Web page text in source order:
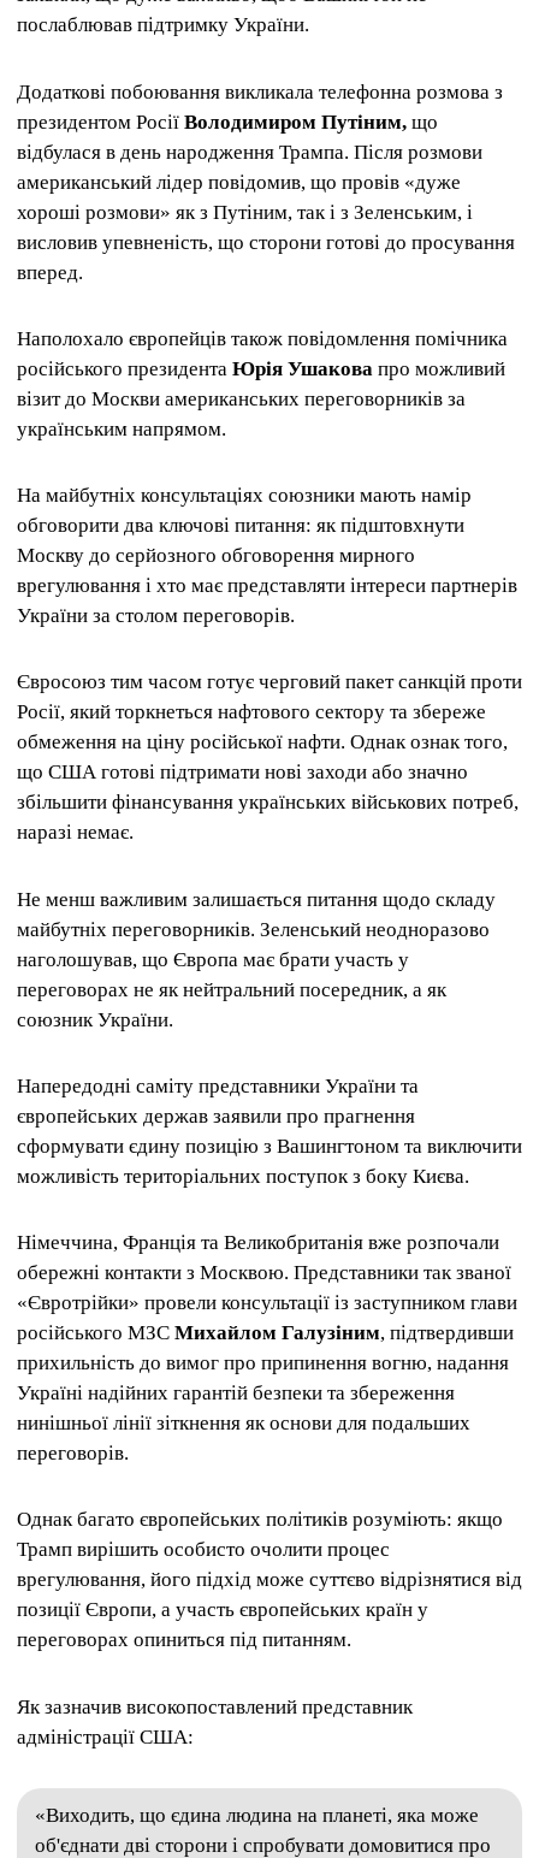
послаблював підтримку України.
Додаткові побоювання викликала телефонна розмова з
президентом Росії Володимиром Путіним, що
відбулася в день народження Трампа. Після розмови
американський лідер повідомив, що провів «дуже
хороші розмови» як з Путіним, так і з Зеленським, і
висловив упевненість, що сторони готові до просування
вперед.
Наполохало європейців також повідомлення помічника
російського президента Юрія Ушакова про можливий
візит до Москви американських переговорників за
українським напрямом.
На майбутніх консультаціях союзники мають намір
обговорити два ключові питання: як підштовхнути
Москву до серйозного обговорення мирного
врегулювання і хто має представляти інтереси партнерів
України за столом переговорів.
Євросоюз тим часом готує черговий пакет санкцій проти
Росії, який торкнеться нафтового сектору та збереже
обмеження на ціну російської нафти. Однак ознак того,
що США готові підтримати нові заходи або значно
збільшити фінансування українських військових потреб,
наразі немає.
Не менш важливим залишається питання щодо складу
майбутніх переговорників. Зеленський неодноразово
наголошував, що Європа має брати участь у
переговорах не як нейтральний посередник, а як
союзник України.
Напередодні саміту представники України та
європейських держав заявили про прагнення
сформувати єдину позицію з Вашингтоном та виключити
можливість територіальних поступок з боку Києва.
Німеччина, Франція та Великобританія вже розпочали
обережні контакти з Москвою. Представники так званої
«Євротрійки» провели консультації із заступником глави
російського МЗС Михайлом Галузіним, підтвердивши
прихильність до вимог про припинення вогню, надання
Україні надійних гарантій безпеки та збереження
нинішньої лінії зіткнення як основи для подальших
переговорів.
Однак багато європейських політиків розуміють: якщо
Трамп вирішить особисто очолити процес
врегулювання, його підхід може суттєво відрізнятися від
позиції Європи, а участь європейських країн у
переговорах опиниться під питанням.
Як зазначив високопоставлений представник
адміністрації США:
«Виходить, що єдина людина на планеті, яка може
об'єднати дві сторони і спробувати домовитися про